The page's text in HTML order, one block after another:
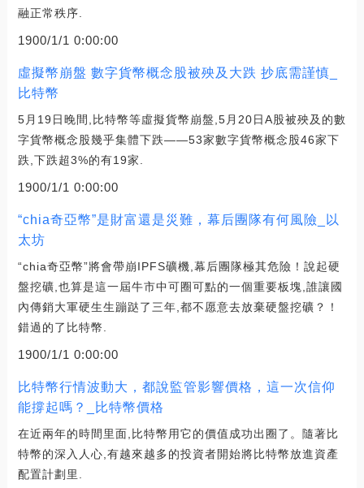
融正常秩序.
1900/1/1 0:00:00
虛擬幣崩盤 數字貨幣概念股被殃及大跌 抄底需謹慎_
比特幣
5月19日晚間,比特幣等虛擬貨幣崩盤,5月20日A股被殃及的數
字貨幣概念股幾乎集體下跌——53家數字貨幣概念股46家下
跌,下跌超3%的有19家.
1900/1/1 0:00:00
“chia奇亞幣”是財富還是災難，幕后團隊有何風險_以
太坊
“chia奇亞幣”將會帶崩IPFS礦機,幕后團隊極其危險！說起硬
盤挖礦,也算是這一屆牛市中可圈可點的一個重要板塊,誰讓國
內傳銷大軍硬生生蹦跶了三年,都不愿意去放棄硬盤挖礦？！
錯過的了比特幣.
1900/1/1 0:00:00
比特幣行情波動大，都說監管影響價格，這一次信仰
能撐起嗎？_比特幣價格
在近兩年的時間里面,比特幣用它的價值成功出圈了。隨著比
特幣的深入人心,有越來越多的投資者開始將比特幣放進資產
配置計劃里.